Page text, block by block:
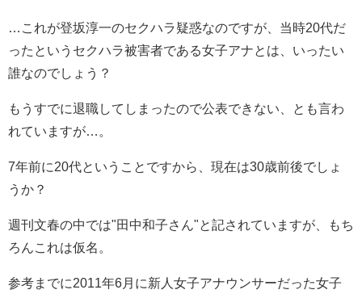
…これが登坂淳一のセクハラ疑惑なのですが、当時20代だ
ったというセクハラ被害者である女子アナとは、いったい
誰なのでしょう？
もうすでに退職してしまったので公表できない、とも言わ
れていますが…。
7年前に20代ということですから、現在は30歳前後でしょ
うか？
週刊文春の中では"田中和子さん"と記されていますが、もち
ろんこれは仮名。
参考までに2011年6月に新人女子アナウンサーだった女子